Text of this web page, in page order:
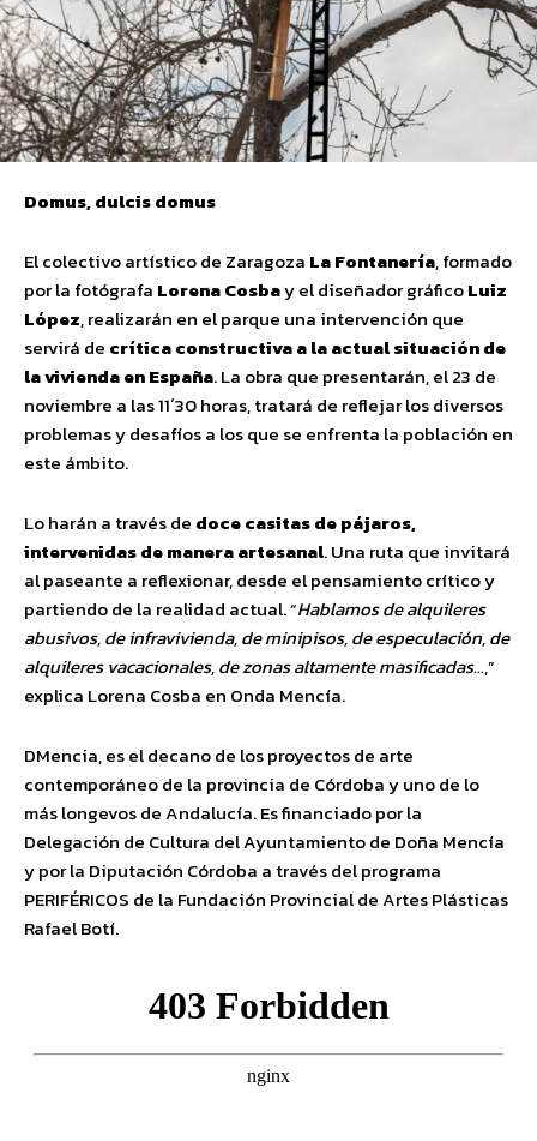
Domus, dulcis domus
El colectivo artístico de Zaragoza La Fontanería, formado
por la fotógrafa Lorena Cosbay el diseñador gráficoLuiz
López, realizarán en el parque una intervención que
servirá de crítica constructiva a la actual situación de
la vivienda en España. La obra que presentarán, el 23 de
noviembre a las 11´30 horas, tratará de reflejar los diversos
problemas y desafíos a los que se enfrenta la población en
este ámbito.
Lo harán a través de doce casitas de pájaros,
intervenidas de manera artesanal. Una ruta que invitará
al paseante a reflexionar, desde el pensamiento crítico y
partiendo de la realidad actual. “Hablamos de alquileres
abusivos, de infravivienda, de minipisos, de especulación, de
alquileres vacacionales, de zonas altamente masificadas…,”
explica Lorena Cosba en Onda Mencía.
DMencia, es el decano de los proyectos de arte
contemporáneo de la provincia de Córdoba y uno de lo
más longevos de Andalucía. Es financiado por la
Delegación de Cultura del Ayuntamiento de Doña Mencía
y por la Diputación Córdoba a través del programa
PERIFÉRICOS de la Fundación Provincial de Artes Plásticas
Rafael Botí.